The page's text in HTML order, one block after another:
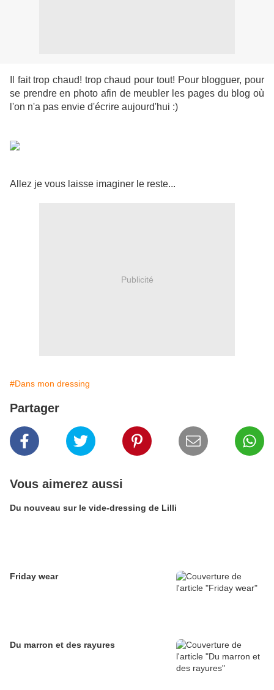
Il fait trop chaud! trop chaud pour tout! Pour blogguer, pour
se prendre en photo afin de meubler les pages du blog où
l'on n'a pas envie d'écrire aujourd'hui :)
Allez je vous laisse imaginer le reste...
Publicité
#Dans mon dressing
Partager
Vous aimerez aussi
Du nouveau sur le vide-dressing de Lilli
Friday wear
Du marron et des rayures